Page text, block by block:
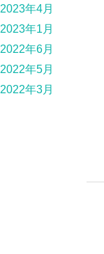
2023年4月
2023年1月
2022年6月
2022年5月
2022年3月